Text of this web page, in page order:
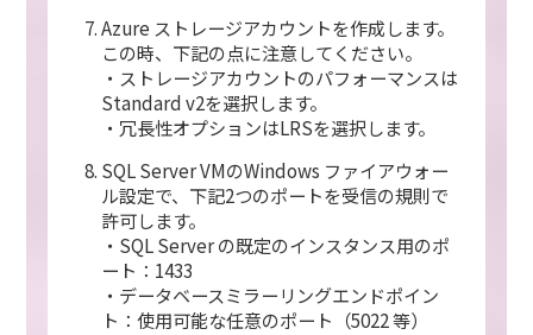
Azure ストレージアカウントを作成します。
この時、下記の点に注意してください。
・ストレージアカウントのパフォーマンスは
Standard v2を選択します。
・冗長性オプションはLRSを選択します。
SQL Server VMのWindows ファイアウォー
ル設定で、下記2つのポートを受信の規則で
許可します。
・SQL Server の既定のインスタンス用のポ
ート：1433
・データベースミラーリングエンドポイン
ト：使用可能な任意のポート（5022 等）